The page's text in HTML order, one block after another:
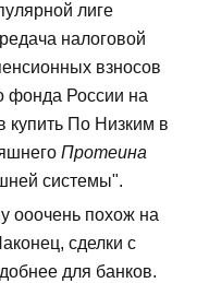
лиге
налоговой
взносов
фонда России на
купить По Низким в
Протеина
системы".
ооочень похож на
сделки с
для банков.